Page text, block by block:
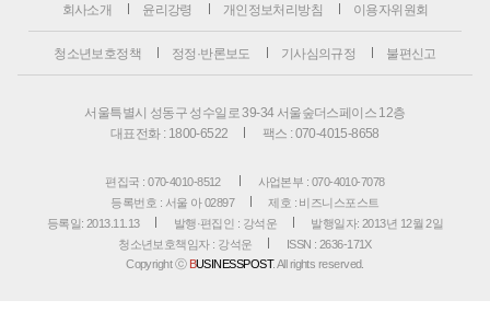
회사소개 윤리강령 개인정보처리방침 이용자위원회
청소년보호정책 정정·반론보도 기사심의규정 불편신고
서울특별시 성동구 성수일로 39-34 서울숲더스페이스 12층
대표전화 : 1800-6522
팩스 : 070-4015-8658
편집국 : 070-4010-8512
사업본부 : 070-4010-7078
등록번호 : 서울 아 02897
제호 : 비즈니스포스트
등록일: 2013.11.13
발행·편집인 : 강석운
발행일자: 2013년 12월 2일
청소년보호책임자 : 강석운
ISSN : 2636-171X
Copyright ⓒ BUSINESSPOST. All rights reserved.